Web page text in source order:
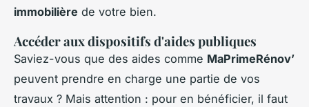
immobilière de votre bien.
Accéder aux dispositifs d'aides publiques
Saviez-vous que des aides comme MaPrimeRénov’
peuvent prendre en charge une partie de vos
travaux ? Mais attention : pour en bénéficier, il faut